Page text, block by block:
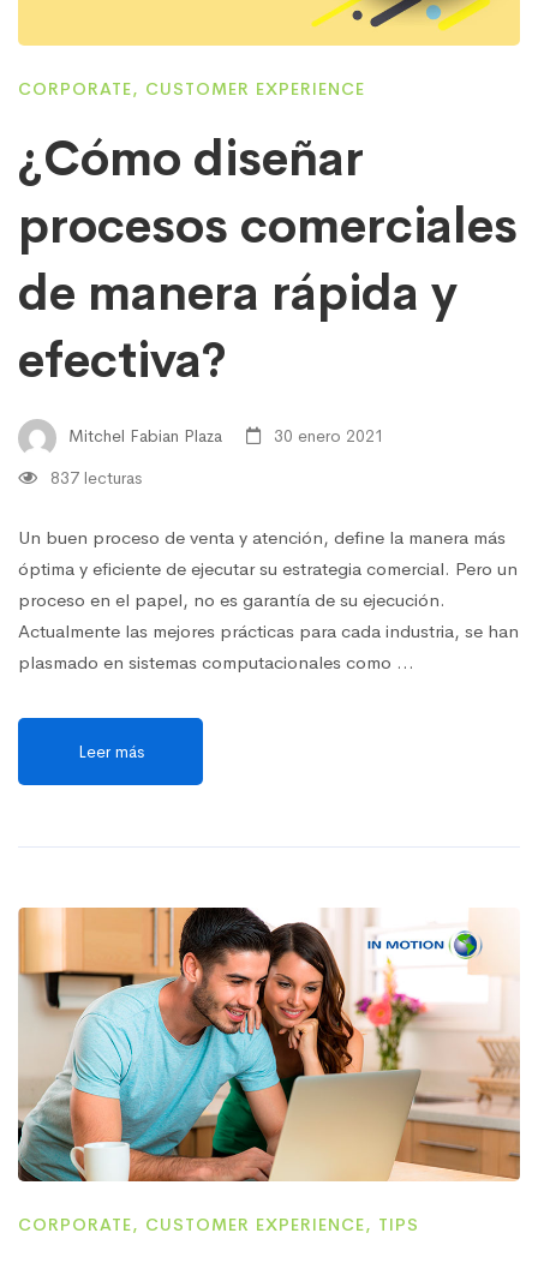
CORPORATE, CUSTOMER EXPERIENCE
¿Cómo diseñar
procesos comerciales
de manera rápida y
efectiva?
Mitchel Fabian Plaza
30 enero 2021
837 lecturas
Un buen proceso de venta y atención, define la manera más
óptima y eficiente de ejecutar su estrategia comercial. Pero un
proceso en el papel, no es garantía de su ejecución.
Actualmente las mejores prácticas para cada industria, se han
plasmado en sistemas computacionales como …
Leer más
CORPORATE, CUSTOMER EXPERIENCE, TIPS